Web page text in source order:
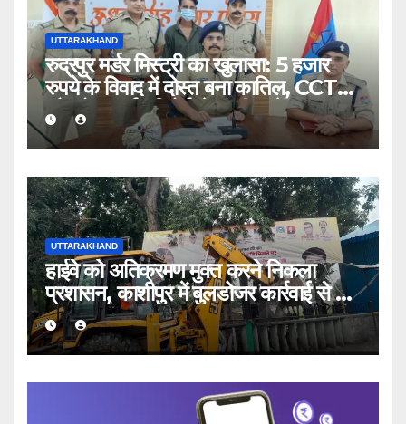
UTTARAKHAND
रुद्रपुर मर्डर मिस्ट्री का खुलासा: 5 हजार
रुपये के विवाद में दोस्त बना कातिल, CCTV
और पोस्टमार्टम रिपोर्ट से खुली परतें
UTTARAKHAND
हाईवे को अतिक्रमण मुक्त करने निकला
प्रशासन, काशीपुर में बुलडोजर कार्रवाई से 56
दुकानदार प्रभावित